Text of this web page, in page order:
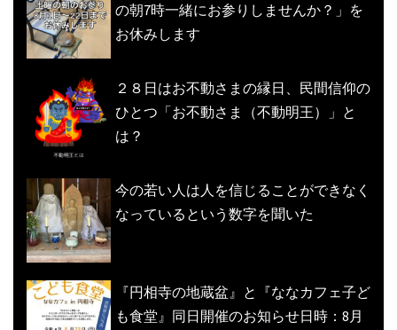
の朝7時一緒にお参りしませんか？」を
お休みします
２８日はお不動さまの縁日、民間信仰の
ひとつ「お不動さま（不動明王）」と
は？
今の若い人は人を信じることができなく
なっているという数字を聞いた
『円相寺の地蔵盆』と『ななカフェ子ど
も食堂』同日開催のお知らせ日時：8月